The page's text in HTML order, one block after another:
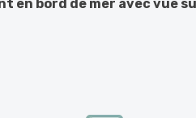
en bord de mer avec vue